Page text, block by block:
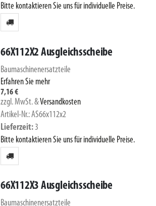
Bitte kontaktieren Sie uns für individuelle Preise.
66X112X2 Ausgleichsscheibe
Baumaschinenersatzteile
Erfahren Sie mehr
7,16 €
zzgl. MwSt.&Versandkosten
Artikel-Nr.: AS66x112x2
Lieferzeit 3
Bitte kontaktieren Sie uns für individuelle Preise.
66X112X3 Ausgleichsscheibe
Baumaschinenersatzteile